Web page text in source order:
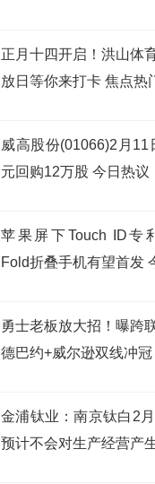
正月十四开启！洪山体
放日等你来打卡 焦点热
威高股份(01066)2月11
元回购12万股 今日热议
苹果屏下Touch ID专
Fold折叠手机有望首发
勇士老板放大招！曝跨
德巴约+威尔逊双线冲冠
金浦钛业：南京钛白2
预计不会对生产经营产